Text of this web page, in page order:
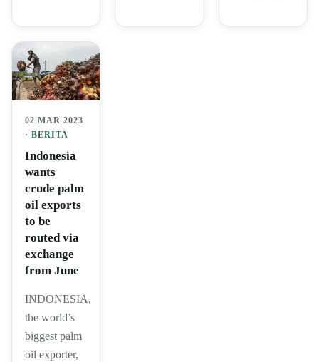
02 MAR 2023
· BERITA
Indonesia
wants
crude palm
oil exports
to be
routed via
exchange
from June
INDONESIA,
the world’s
biggest palm
oil exporter,